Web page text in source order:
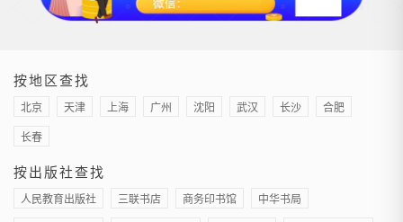
按地区查找
北京 天津 上海 广州 沈阳 武汉 长沙
合肥
长春
按出版社查找
人民教育出版社 三联书店 商务印书馆
中华书局